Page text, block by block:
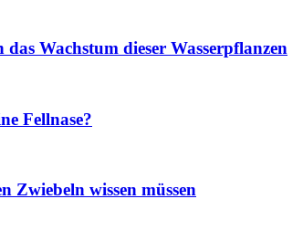
Wachstum dieser Wasserpflanzen
Fellnase?
Zwiebeln wissen müssen